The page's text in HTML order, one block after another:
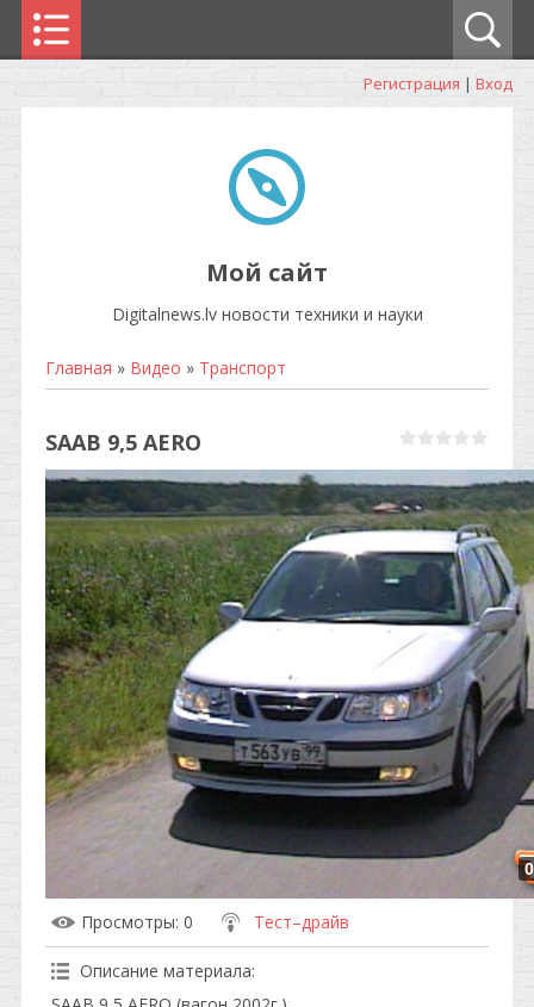
Регистрация | Вход
Мой сайт
Digitalnews.lv новости техники и науки
Главная » Видео » Транспорт
SAAB 9,5 AERO
Просмотры: 0 Тест–драйв
Описание материала: